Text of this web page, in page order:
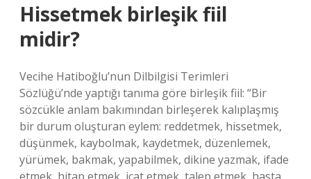
Hissetmek birleşik fiil
midir?
Vecihe Hatiboğlu’nun Dilbilgisi Terimleri
Sözlüğü’nde yaptığı tanıma göre birleşik fiil: “Bir
sözcükle anlam bakımından birleşerek kalıplaşmış
bir durum oluşturan eylem: reddetmek, hissetmek,
düşünmek, kaybolmak, kaydetmek, düzenlemek,
yürümek, bakmak, yapabilmek, dikine yazmak, ifade